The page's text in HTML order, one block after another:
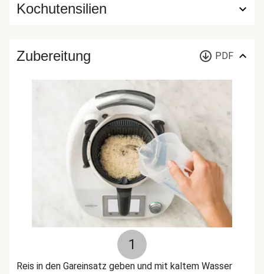
Kochutensilien
Zubereitung PDF
1
Reis in den Gareinsatz geben und mit kaltem Wasser